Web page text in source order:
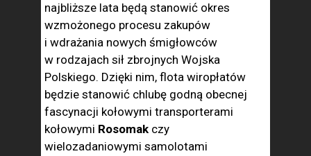
najbliższe lata będą stanowić okres
wzmożonego procesu zakupów
i wdrażania nowych śmigłowców
w rodzajach sił zbrojnych Wojska
Polskiego. Dzięki nim, flota wiropłatów
będzie stanowić chlubę godną obecnej
fascynacji kołowymi transporterami
kołowymi Rosomak czy
wielozadaniowymi samolotami